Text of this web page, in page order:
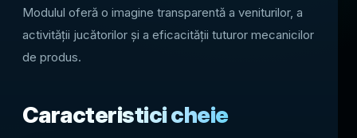
Modulul oferă o imagine transparentă a veniturilor, a
activității jucătorilor și a eficacității tuturor mecanicilor
de produs.
Caracteristici cheie